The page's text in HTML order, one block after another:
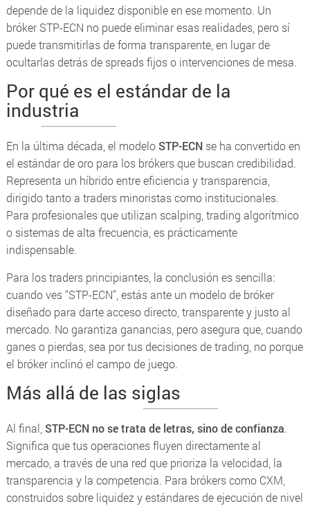
depende de la liquidez disponible en ese momento. Un
bróker STP-ECN no puede eliminar esas realidades, pero sí
puede transmitirlas de forma transparente, en lugar de
ocultarlas detrás de spreads fijos o intervenciones de mesa.
Por qué es el estándar de la
industria
En la última década, el modeloSTP-ECN se ha convertido en
el estándar de oro para los brókers que buscan credibilidad.
Representa un híbrido entre eficiencia y transparencia,
dirigido tanto a traders minoristas como institucionales.
Para profesionales que utilizan scalping, trading algorítmico
o sistemas de alta frecuencia, es prácticamente
indispensable.
Para los traders principiantes, la conclusión es sencilla:
cuando ves “STP-ECN”, estás ante un modelo de bróker
diseñado para darte acceso directo, transparente y justo al
mercado. No garantiza ganancias, pero asegura que, cuando
ganes o pierdas, sea por tus decisiones de trading, no porque
el bróker inclinó el campo de juego.
Más allá de las siglas
Al final, STP-ECN no se trata de letras, sino de confianza.
Significa que tus operaciones fluyen directamente al
mercado, a través de una red que prioriza la velocidad, la
transparencia y la competencia. Para brókers como CXM,
construidos sobre liquidez y estándares de ejecución de nivel